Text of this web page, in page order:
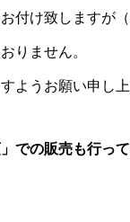
付け致しますが
りません。
ようお願い申し上
での販売も行っ